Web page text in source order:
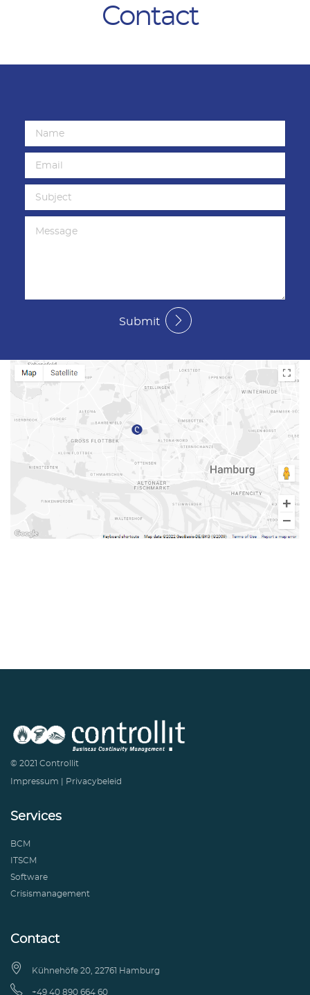
Contact
Submit
© 2021 Controllit
Impressum Privacybeleid
Services
BCM
ITSCM
Software
Crisismanagement
Contact
 Kühnehöfe 20, 22761 Hamburg
 +49 40 890 664 60